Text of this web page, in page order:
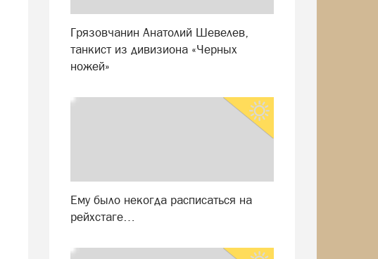
Грязовчанин Анатолий Шевелев,
танкист из дивизиона «Черных
ножей»
Ему было некогда расписаться на
рейхстаге…